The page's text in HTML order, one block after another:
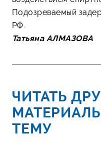
Подозреваемый
РФ.
Татьяна АЛМАЗОВА
ЧИТАТЬ
ТЕМУ